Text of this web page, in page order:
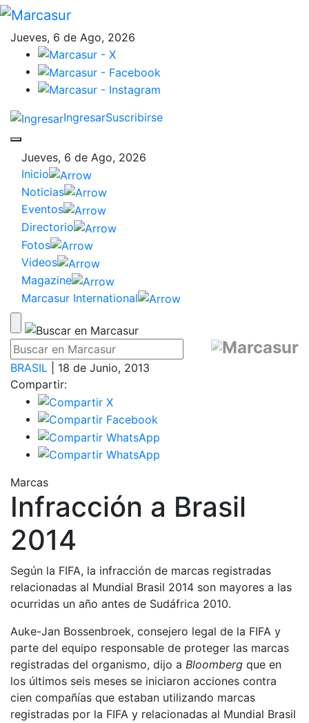
Jueves, 6 de Ago, 2026
IngresarSuscribirse
Jueves, 6 de Ago, 2026
Inicio
Noticias
Eventos
Directorio
Fotos
Videos
Magazine
Marcasur International
BRASIL | 18 de Junio, 2013
Compartir:
Marcas
Infracción a Brasil
2014
Según la FIFA, la infracción de marcas registradas
relacionadas al Mundial Brasil 2014 son mayores a las
ocurridas un año antes de Sudáfrica 2010.
Auke-Jan Bossenbroek, consejero legal de la FIFA y
parte del equipo responsable de proteger las marcas
registradas del organismo, dijo a Bloomberg que en
los últimos seis meses se iniciaron acciones contra
cien compañías que estaban utilizando marcas
registradas por la FIFA y relacionadas al Mundial Brasil